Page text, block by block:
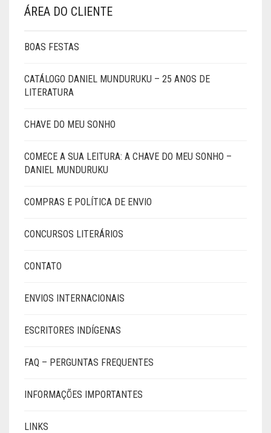
ÁREA DO CLIENTE
BOAS FESTAS
CATÁLOGO DANIEL MUNDURUKU – 25 ANOS DE
LITERATURA
CHAVE DO MEU SONHO
COMECE A SUA LEITURA: A CHAVE DO MEU SONHO –
DANIEL MUNDURUKU
COMPRAS E POLÍTICA DE ENVIO
CONCURSOS LITERÁRIOS
CONTATO
ENVIOS INTERNACIONAIS
ESCRITORES INDÍGENAS
FAQ – PERGUNTAS FREQUENTES
INFORMAÇÕES IMPORTANTES
LINKS